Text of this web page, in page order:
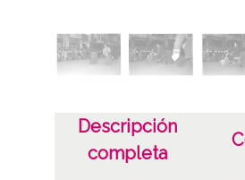
Fecha
19560613
1956, junio, 13 a 1956, agosto,
Notas
Descripción
completa